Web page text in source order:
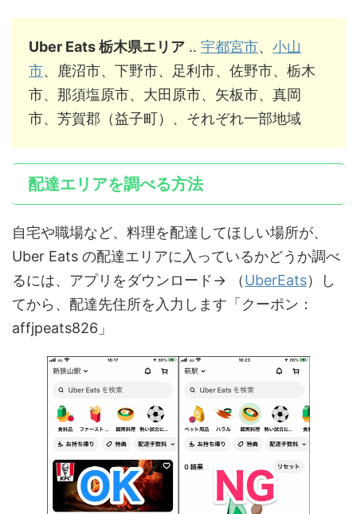
Uber Eats 栃木県エリア ‥ 宇都宮市、 小山
市、鹿沼市、下野市、足利市、佐野市、栃木
市、那須塩原市、大田原市、矢板市、真岡
市、芳賀郡（益子町）、それぞれ一部地域
配達エリアを調べる方法
自宅や職場など、料理を配達してほしい場所が、
Uber Eats の配達エリアに入っているかどうか調べ
るには、アプリをダウンロード→ （UberEats）し
てから、配達先住所を入力します「クーポン：
affjpeats826」